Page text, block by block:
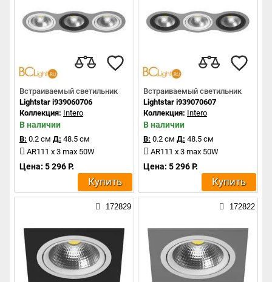
Встраиваемый светильник
Lightstar i939060706
Коллекция: Intero
В наличии
В: 0.2 см Д: 48.5 см
AR111 x 3 max 50W
Цена: 5 296 Р.
Купить
Встраиваемый светильник
Lightstar i939070607
Коллекция: Intero
В наличии
В: 0.2 см Д: 48.5 см
AR111 x 3 max 50W
Цена: 5 296 Р.
Купить
172829 172822